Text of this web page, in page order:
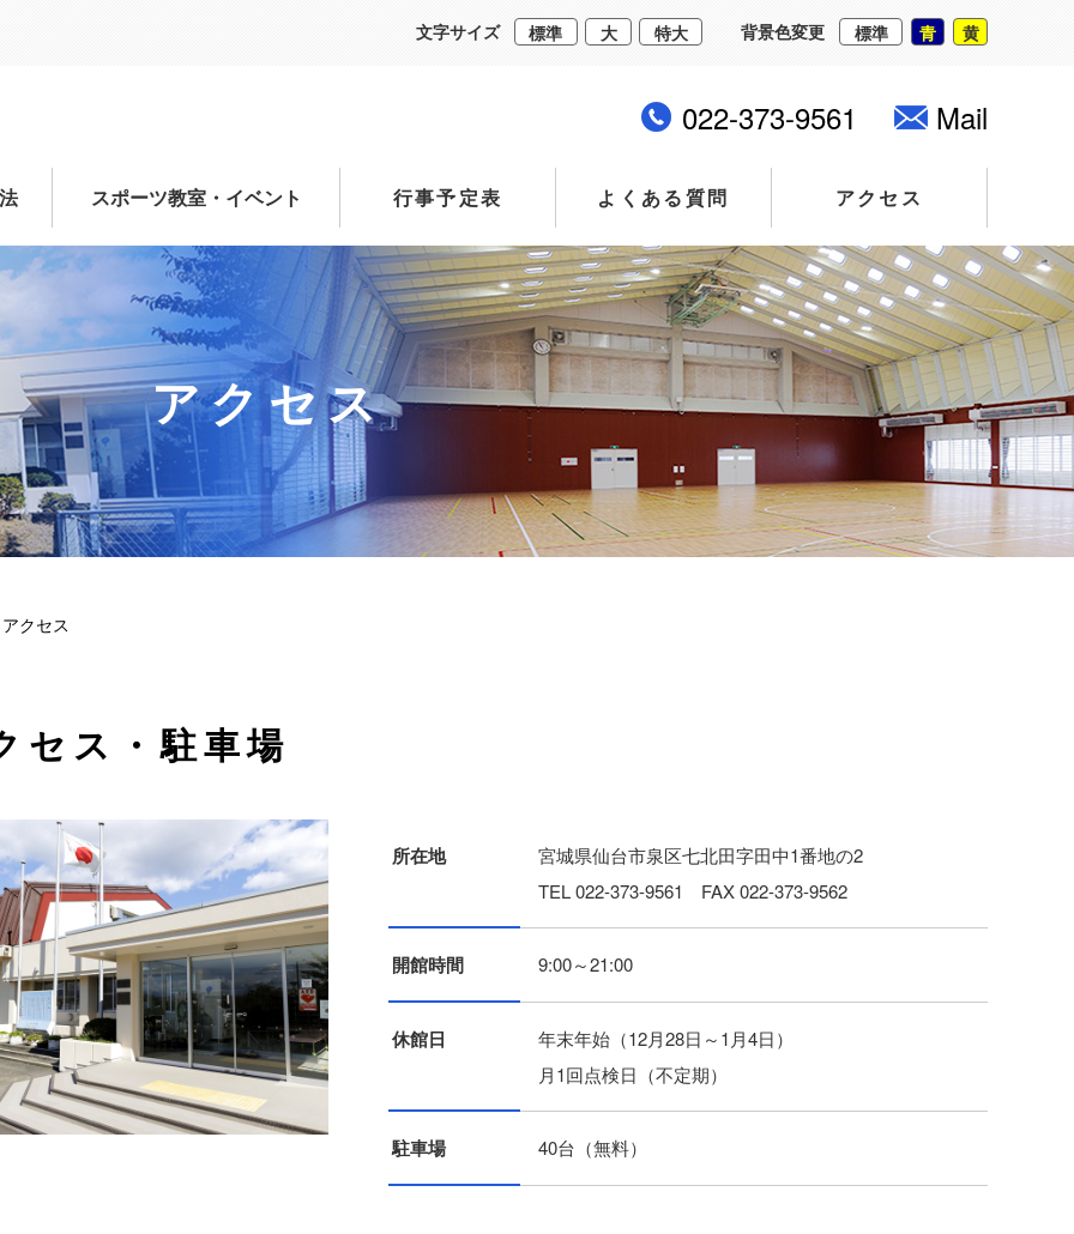
背景色変更 標準 青 黄
文字サイズ 標準 大 特大
022-373-9561 Mail
スポーツ教室・イベント 行事予定表 よくある質問 アクセス
アクセス
アクセス
セス・駐車場
所在地
宮城県仙台市泉区七北田字田中1番地の2
TEL 022-373-9561 FAX 022-373-9562
開館時間 9:00～21:00
休館日
年末年始（12月28日～1月4日）
月1回点検日（不定期）
駐車場 40台（無料）